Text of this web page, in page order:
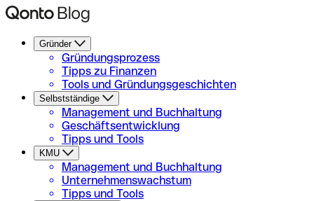
Gründer
Gründungsprozess
Tipps zu Finanzen
Tools und Gründungsgeschichten
Selbstständige
Management und Buchhaltung
Geschäftsentwicklung
Tipps und Tools
KMU
Management und Buchhaltung
Unternehmenswachstum
Tipps und Tools